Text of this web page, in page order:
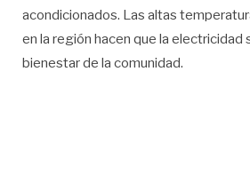
acondicionados. Las altas
en la región hacen que la electricidad
bienestar de la comunidad.